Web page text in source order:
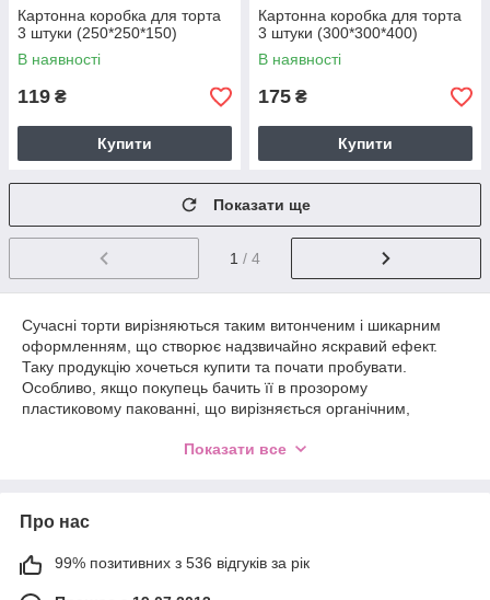
Картонна коробка для торта
3 штуки (250*250*150)
В наявності
119 ₴
Купити
Картонна коробка для торта
3 штуки (300*300*400)
В наявності
175 ₴
Купити
Показати ще
1 / 4
Сучасні торти вирізняються таким витонченим і шикарним
оформленням, що створює надзвичайно яскравий ефект.
Таку продукцію хочеться купити та почати пробувати.
Особливо, якщо покупець бачить її в прозорому
пластиковому пакованні, що вирізняється органічним,
торта, розташованого на прилавку — це як додатковий
Якщо ж ви хочете підкреслити індивідуальність свого твору,
коробка для торта — купити її ви також можете в нашому
Показати все
Про нас
99% позитивних з 536 відгуків за рік